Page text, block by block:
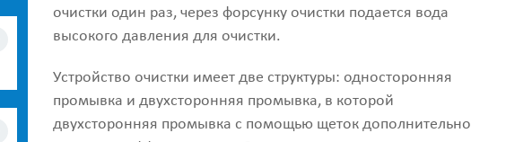
очистки один раз, через форсунку очистки подается вода
высокого давления для очистки.
Устройство очистки имеет две структуры: односторонняя
промывка и двухсторонняя промывка, в которой
двухсторонняя промывка с помощью щеток дополнительно